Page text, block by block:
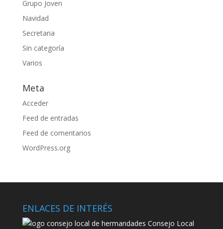
Grupo Joven
Navidad
Secretaria
Sin categoría
Varios
Meta
Acceder
Feed de entradas
Feed de comentarios
WordPress.org
ENLACES DE INTERÉS
Consejo Local